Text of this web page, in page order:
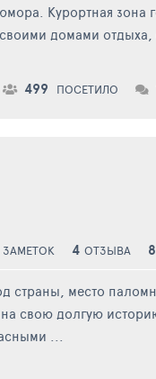
Курортная зона
домами отдыха,
499 ПОСЕТИЛО
ЗАМЕТОК 4 ОТЗЫВА 8
страны, место
свою долгую
...